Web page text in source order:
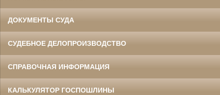
ДОКУМЕНТЫ СУДА
СУДЕБНОЕ ДЕЛОПРОИЗВОДСТВО
СПРАВОЧНАЯ ИНФОРМАЦИЯ
КАЛЬКУЛЯТОР ГОСПОШЛИНЫ